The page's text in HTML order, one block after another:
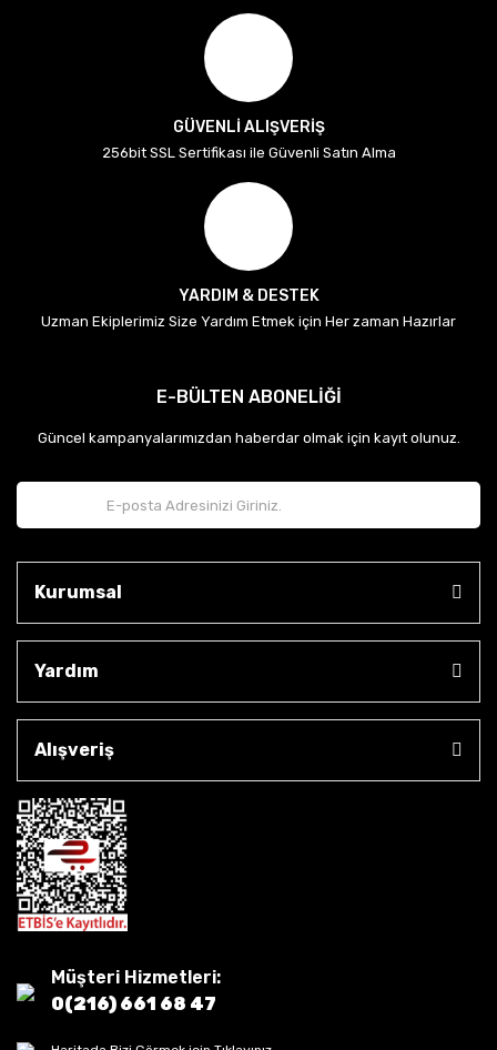
GÜVENLİ ALIŞVERİŞ
256bit SSL Sertifikası ile Güvenli Satın Alma
YARDIM & DESTEK
Uzman Ekiplerimiz Size Yardım Etmek için Her zaman Hazırlar
E-BÜLTEN ABONELİĞİ
Güncel kampanyalarımızdan haberdar olmak için kayıt olunuz.
Kurumsal
Yardım
Alışveriş
Müşteri Hizmetleri:
0(216) 661 68 47